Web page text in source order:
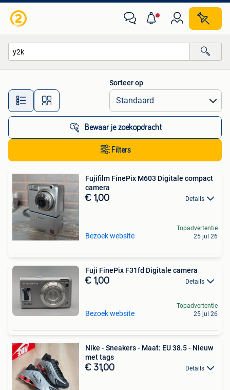
Alle afstanden…
Sorteer op
Bewaar je zoekopdracht
Filters
Fujifilm FinePix M603 Digitale compact
camera
€ 1,00 Details
Bezoek website
Topadvertentie
25 jul 26
Fuji FinePix F31fd Digitale camera
€ 1,00 Details
Bezoek website
Topadvertentie
25 jul 26
Nike - Sneakers - Maat: EU 38.5 - Nieuw
met tags
€ 31,00 Details